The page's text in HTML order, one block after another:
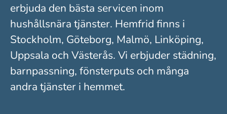
erbjuda den bästa servicen inom
hushållsnära tjänster. Hemfrid finns i
Stockholm, Göteborg, Malmö, Linköping,
Uppsala och Västerås. Vi erbjuder städning,
barnpassning, fönsterputs och många
andra tjänster i hemmet.